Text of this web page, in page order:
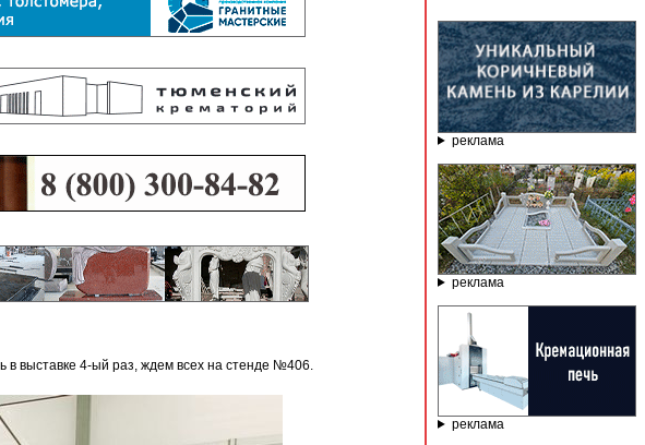
в выставке 4-ый раз, ждем всех на стенде №406.
реклама
реклама
реклама